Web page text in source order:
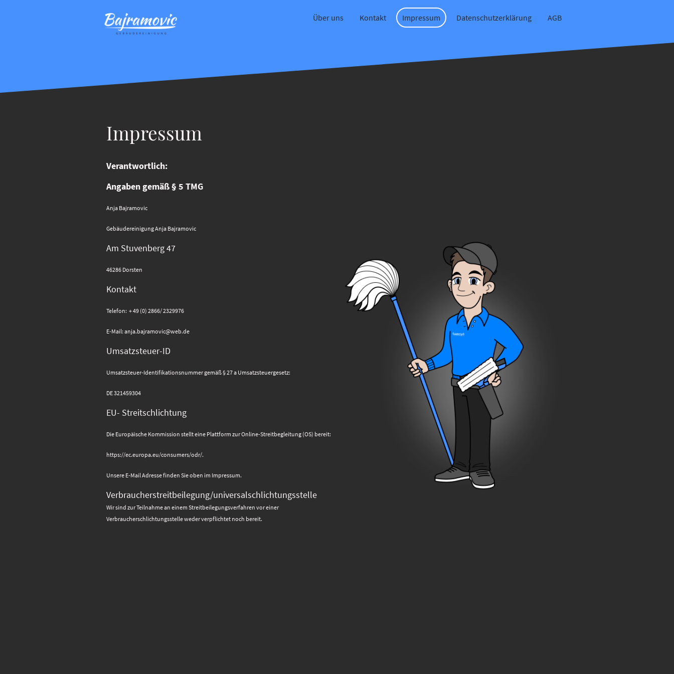
Über uns Kontakt Impressum Datenschutzerklärung AGB
Impressum
Verantwortlich:
Angaben gemäß § 5 TMG
Anja Bajramovic
Gebäudereinigung Anja Bajramovic
Am Stuvenberg 47
46286 Dorsten
Kontakt
Telefon: + 49 (0) 2866/ 2329976
E-Mail: anja.bajramovic@web.de
Umsatzsteuer-ID
Umsatzsteuer-Identifikationsnummer gemäß § 27 a Umsatzsteuergesetz:
DE 321459304
EU- Streitschlichtung
Die Europäische Kommission stellt eine Plattform zur Online-Streitbegleitung (OS) bereit:
https://ec.europa.eu/consumers/odr/.
Unsere E-Mail Adresse finden Sie oben im Impressum.
Verbraucherstreitbeilegung/universalschlichtungsstelle
Wir sind zur Teilnahme an einem Streitbeilegungsverfahren vor einer
Verbraucherschlichtungsstelle weder verpflichtet noch bereit.